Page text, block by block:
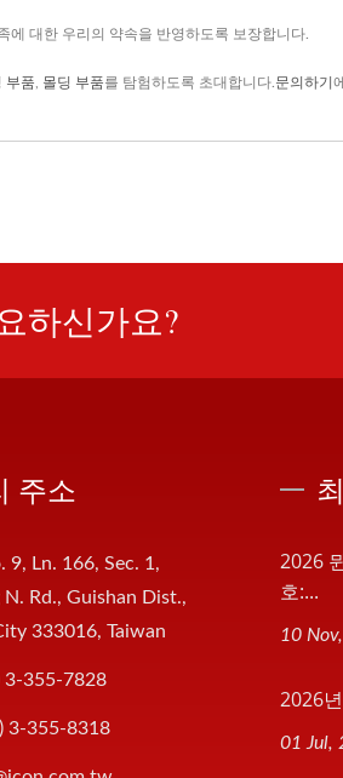
에 대한 우리의 약속을 반영하도록 보장합니다.
부품 몰딩 부품를 탐험하도록 초대합니다. 문의하기
하신가요?
주소
9, Ln. 166, Sec. 1,
N. Rd., Guishan Dist.,
333016, Taiwan
3-355-7828
3-355-8318
2026
호:...
10
2026
01 Jul,